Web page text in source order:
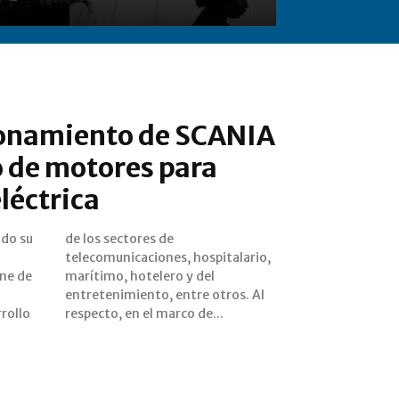
de SCANIA
motores para
su
de
de
del
respecto, en el marco de...